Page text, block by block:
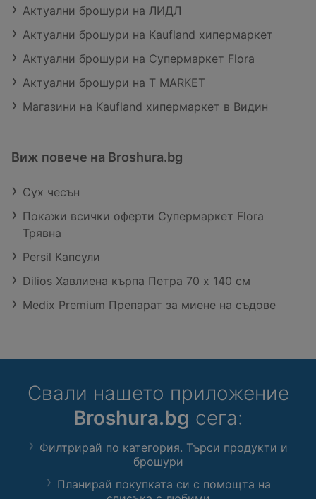
Актуални брошури на ЛИДЛ
Актуални брошури на Kaufland хипермаркет
Актуални брошури на Супермаркет Flora
Актуални брошури на T MARKET
Магазини на Kaufland хипермаркет в Видин
Виж повече на Broshura.bg
Сух чесън
Покажи всички оферти Супермаркет Flora
Трявна
Persil Капсули
Dilios Хавлиена кърпа Петра 70 x 140 см
Medix Premium Препарат за миене на съдове
Свали нашето приложение
Broshura.bg сега:
Филтрирай по категория. Търси продукти и
брошури
Планирай покупката си с помощта на